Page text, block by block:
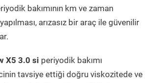
bakımının km ve zaman
arızasız bir araç ile güvenilir
X5 3.0 si periyodik bakımı
tavsiye ettiği doğru viskozitede ve